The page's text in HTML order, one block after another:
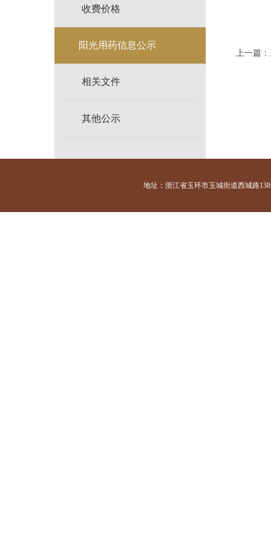
收费价格
阳光用药信息公示
相关文件
其他公示
上一篇：
地址：浙江省玉环市玉城街道西城路